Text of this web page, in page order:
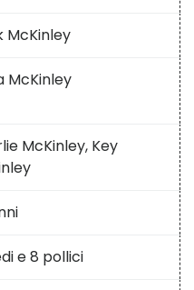
McKinley
McKinley
McKinley, Key
e 8 pollici